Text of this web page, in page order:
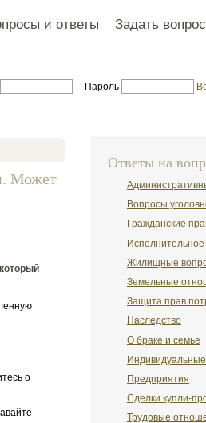
и ответы Задать вопрос
Пароль
Может
о
Ответы на
Вопросы
Гражданские
Исполнительное
Жилищные
Земельные
Защита прав
Наследство
О браке и семье
Предприятия
Сделки купли-
Трудовые